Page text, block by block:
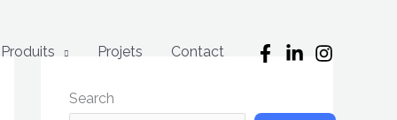
Produits Projets Contact
Search